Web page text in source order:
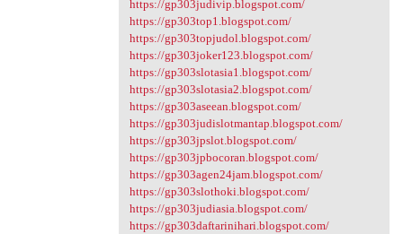
https://gp303judivip.blogspot.com/
https://gp303top1.blogspot.com/
https://gp303topjudol.blogspot.com/
https://gp303joker123.blogspot.com/
https://gp303slotasia1.blogspot.com/
https://gp303slotasia2.blogspot.com/
https://gp303aseean.blogspot.com/
https://gp303judislotmantap.blogspot.com/
https://gp303jpslot.blogspot.com/
https://gp303jpbocoran.blogspot.com/
https://gp303agen24jam.blogspot.com/
https://gp303slothoki.blogspot.com/
https://gp303judiasia.blogspot.com/
https://gp303daftarinihari.blogspot.com/